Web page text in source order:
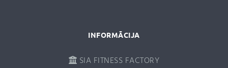
INFORMĀCIJA
SIA FITNESS FACTORY